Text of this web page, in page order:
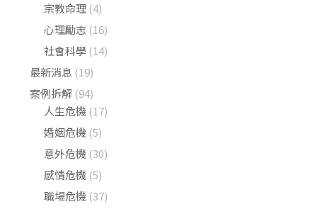
宗教命理 (4)
心理勵志 (16)
社會科學 (14)
最新消息 (19)
案例拆解 (94)
人生危機 (17)
婚姻危機 (5)
意外危機 (30)
感情危機 (5)
職場危機 (37)